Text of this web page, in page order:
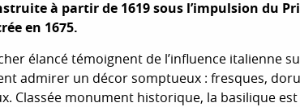
à partir de 1619 sous l’impulsion du
en 1675.
élancé témoignent de l’influence italienne
admirer un décor somptueux : fresques,
Classée monument historique, la basilique